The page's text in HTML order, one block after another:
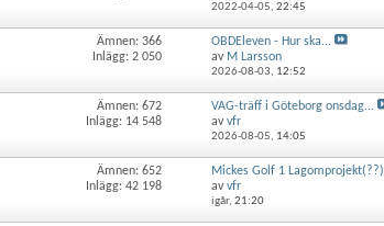
2022-04-05, 22:45
Ämnen: 366
Inlägg: 2 050
OBDEleven - Hur ska...
av M Larsson
2026-08-03, 12:52
Ämnen: 672
Inlägg: 14 548
VAG-träff i Göteborg onsdag...
av vfr
2026-08-05, 14:05
Ämnen: 652
Inlägg: 42 198
Mickes Golf 1 Lagomprojekt(??)
av vfr
igår, 21:20